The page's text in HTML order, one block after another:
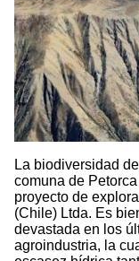
La biodiversidad
comuna de
proyecto de
(Chile) Ltda. Es
devastada en los
agroindustria, la